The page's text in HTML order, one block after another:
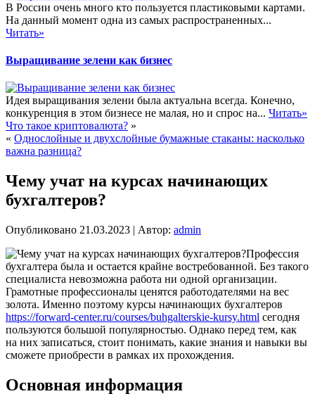
В России очень много кто пользуется пластиковыми картами.
На данный момент одна из самых распространенных...
Читать»
Выращивание зелени как бизнес
Идея выращивания зелени была актуальна всегда. Конечно,
конкуренция в этом бизнесе не малая, но и спрос на... Читать»
Что такое криптовалюта? »
« Однослойные и двухслойные бумажные стаканы: насколько
важна разница?
Чему учат на курсах начинающих
бухгалтеров?
Опубликовано 21.03.2023 | Автор: admin
Профессия
бухгалтера была и остается крайне востребованной. Без такого
специалиста невозможна работа ни одной организации.
Грамотные профессионалы ценятся работодателями на вес
золота. Именно поэтому курсы начинающих бухгалтеров
https://forward-center.ru/courses/buhgalterskie-kursy.html сегодня
пользуются большой популярностью. Однако перед тем, как
на них записаться, стоит понимать, какие знания и навыки вы
сможете приобрести в рамках их прохождения.
Основная информация